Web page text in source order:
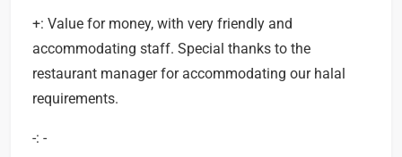
+: Value for money, with very friendly and
accommodating staff. Special thanks to the
restaurant manager for accommodating our halal
requirements.
-: -